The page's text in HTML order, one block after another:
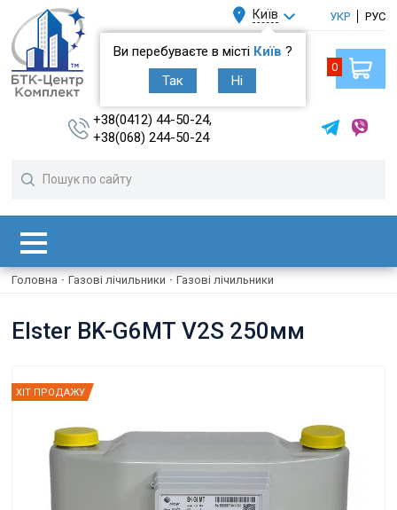
Київ
Ви перебуваєте в місті Київ ?
Так
Ні
УКР РУС
+38(0412) 44-50-24,
+38(068) 244-50-24
0
Головна · Газові лічильники · Газові лічильники
Elster BK-G6МТ V2S 250мм
ХІТ ПРОДАЖУ